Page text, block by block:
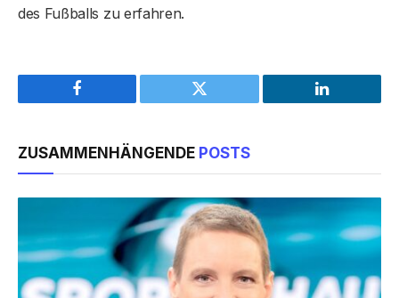
des Fußballs zu erfahren.
Facebook Twitter LinkedIn
ZUSAMMENHÄNGENDE POSTS